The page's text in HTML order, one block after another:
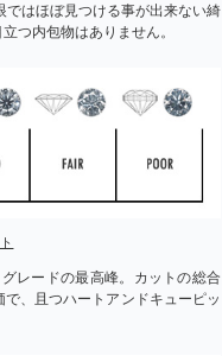
ではほぼ見つける事が出来ない綺
つ内包物はありません。
レードの最高峰。カットの総合
、且つハートアンドキューピッ